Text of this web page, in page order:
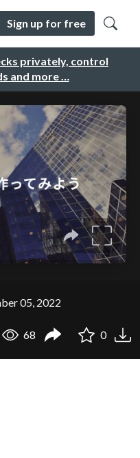
privately, control
and more …
Sign up for free
05, 2022
68 0